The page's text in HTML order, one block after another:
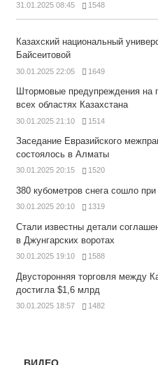
31.01.2025 08:45 1548
Казахский национальный
Байсеитовой
30.01.2025 22:05 1649
Штормовые предупреждения на
всех областях Казахстана
30.01.2025 21:10 1514
Заседание Евразийского
состоялось в Алматы
30.01.2025 20:15 1520
380 кубометров снега сошло
30.01.2025 20:10 1319
Стали известны детали
в Джунгарских воротах
30.01.2025 19:10 1588
Двусторонняя торговля между
достигла $1,6 млрд
30.01.2025 18:57 1482